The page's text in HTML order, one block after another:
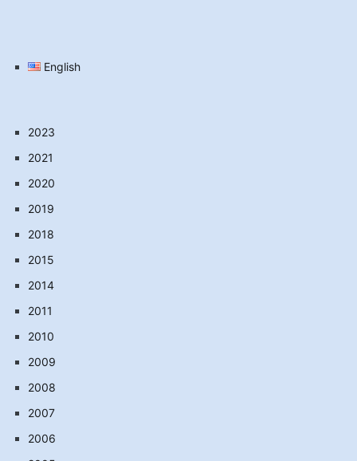
English
2023
2021
2020
2019
2018
2015
2014
2011
2010
2009
2008
2007
2006